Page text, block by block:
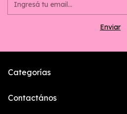
Categorías
Contactános